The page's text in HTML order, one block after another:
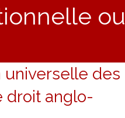
ou
universelle des
droit anglo-